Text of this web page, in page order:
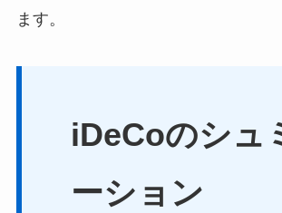
ます。
iDeCoのシュ
ーション